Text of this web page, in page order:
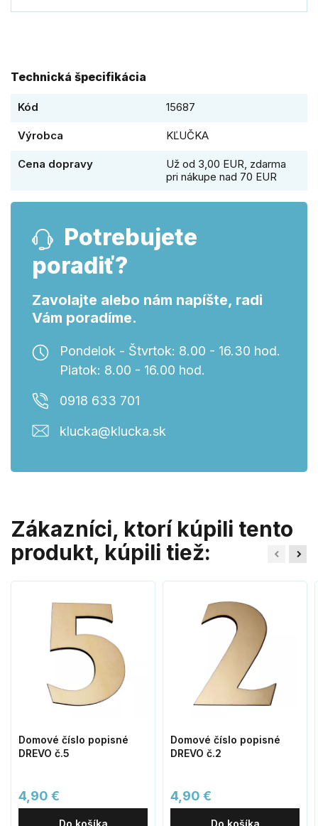
Technická špecifikácia
Kód 15687
Výrobca KĽUČKA
Cena dopravy
Už od 3,00 EUR, zdarma
pri nákupe nad 70 EUR
Potrebujete
poradiť?
Zavolajte alebo nám napíšte, radi
Vám poradíme.
Pondelok - Štvrtok: 8.00 - 16.30 hod.
Piatok: 8.00 - 16.00 hod.
0918 633 701
klucka@klucka.sk
Zákazníci, ktorí kúpili tento
produkt, kúpili tiež:
Domové číslo popisné
DREVO č.5
4,90 €
Do košíka
Domové číslo popisné
DREVO č.2
4,90 €
Do košíka